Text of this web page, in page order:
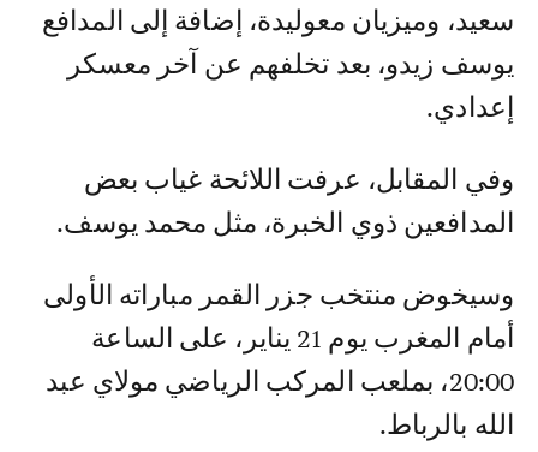
سعيد، وميزيان معوليدة، إضافة إلى المدافع
يوسف زيدو، بعد تخلفهم عن آخر معسكر
إعدادي.
وفي المقابل، عرفت اللائحة غياب بعض
المدافعين ذوي الخبرة، مثل محمد يوسف.
وسيخوض منتخب جزر القمر مباراته الأولى
أمام المغرب يوم 21 يناير، على الساعة
20:00، بملعب المركب الرياضي مولاي عبد
الله بالرباط.